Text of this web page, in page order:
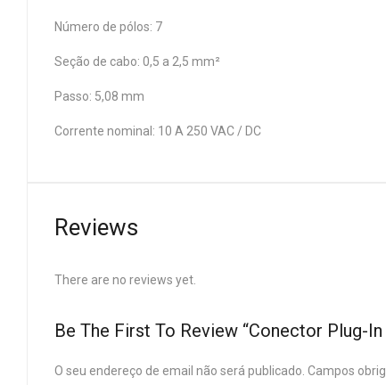
Número de pólos: 7
Seção de cabo: 0,5 a 2,5 mm²
Passo: 5,08 mm
Corrente nominal: 10 A 250 VAC / DC
Reviews
There are no reviews yet.
Be The First To Review “Conector Plug-
O seu endereço de email não será publicado. Campos